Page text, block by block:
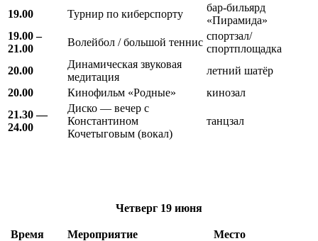
19.00
Турнир по киберспорту
бар-бильярд
«Пирамида»
19.00 –
21.00
Волейбол / большой теннис
спортзал/
спортплощадка
20.00
Динамическая звуковая
медитация
летний шатёр
20.00
Кинофильм «Родные»
кинозал
21.30 —
24.00
Диско — вечер с
Константином
Кочетыговым (вокал)
танцзал
Четверг 19 июня
Время Мероприятие
Место